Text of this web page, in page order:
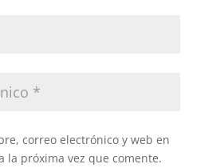
correo electrónico y web en
la próxima vez que comente.